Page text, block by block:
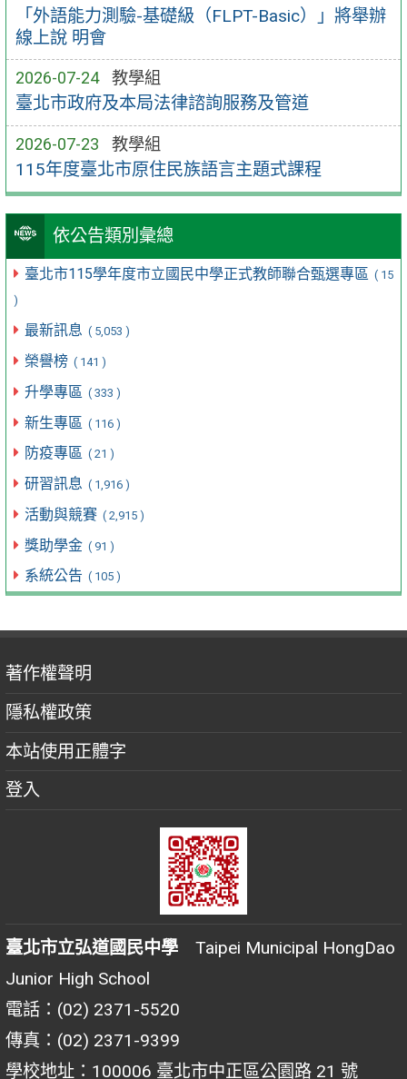
「外語能力測驗-基礎級（FLPT-Basic）」將舉辦
線上說 明會
2026-07-24 教學組
臺北市政府及本局法律諮詢服務及管道
2026-07-23 教學組
115年度臺北市原住民族語言主題式課程
依公告類別彙總
臺北市115學年度市立國民中學正式教師聯合甄選專區 ( 15
)
最新訊息 ( 5,053 )
榮譽榜 ( 141 )
升學專區 ( 333 )
新生專區 ( 116 )
防疫專區 ( 21 )
研習訊息 ( 1,916 )
活動與競賽 ( 2,915 )
獎助學金 ( 91 )
系統公告 ( 105 )
著作權聲明
隱私權政策
本站使用正體字
登入
臺北市立弘道國民中學 Taipei Municipal HongDao
Junior High School
電話：(02) 2371-5520
傳真：(02) 2371-9399
學校地址：100006 臺北市中正區公園路 21 號